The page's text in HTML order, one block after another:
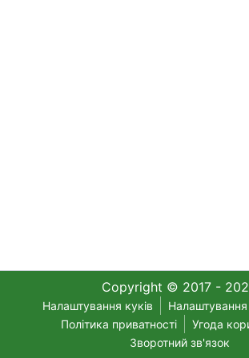
Copyright © 2017 -
Налаштування куків
Налаштування
Політика приватності
Угода
Зворотний зв'язок